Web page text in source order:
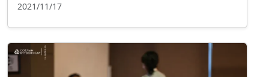
2021/11/17